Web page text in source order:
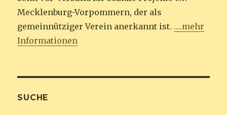
Mecklenburg-Vorpommern, der als
gemeinnütziger Verein anerkannt ist. ….mehr
Informationen
SUCHE